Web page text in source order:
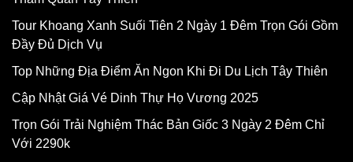
Tour Khoang Xanh Suối Tiên 2 Ngày 1 Đêm Trọn Gói Gồm
Đầy Đủ Dịch Vụ
Top Những Địa Điểm Ăn Ngon Khi Đi Du Lịch Tây Thiên
Cập Nhật Giá Vé Dinh Thự Họ Vương 2025
Trọn Gói Trải Nghiệm Thác Bản Giốc 3 Ngày 2 Đêm Chỉ
Với 2290k